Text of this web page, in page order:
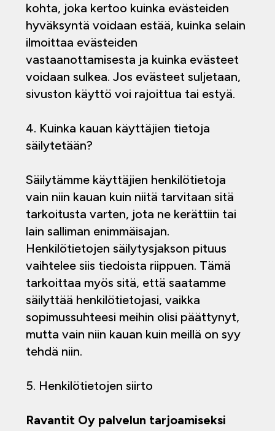
kohta, joka kertoo kuinka evästeiden
hyväksyntä voidaan estää, kuinka selain
ilmoittaa evästeiden
vastaanottamisesta ja kuinka evästeet
voidaan sulkea. Jos evästeet suljetaan,
sivuston käyttö voi rajoittua tai estyä.
4. Kuinka kauan käyttäjien tietoja
säilytetään?
Säilytämme käyttäjien henkilötietoja
vain niin kauan kuin niitä tarvitaan sitä
tarkoitusta varten, jota ne kerättiin tai
lain salliman enimmäisajan.
Henkilötietojen säilytysjakson pituus
vaihtelee siis tiedoista riippuen. Tämä
tarkoittaa myös sitä, että saatamme
säilyttää henkilötietojasi, vaikka
sopimussuhteesi meihin olisi päättynyt,
mutta vain niin kauan kuin meillä on syy
tehdä niin.
5. Henkilötietojen siirto
Ravantit Oy palvelun tarjoamiseksi